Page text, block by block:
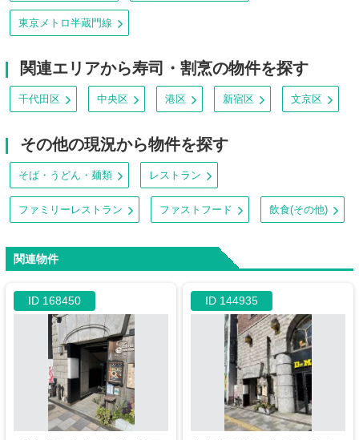
東京メトロ半蔵門線
関連エリアから寿司・割烹の物件を探す
千代田区 中央区 港区 新宿区 文京区
その他の現況から物件を探す
そば・うどん・麺類 レストラン
ファミリーレストラン ファストフード 飲食(その他)
関連物件
ID 168450 ID 144935